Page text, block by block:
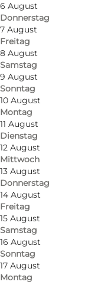
6 August
Donnerstag
7 August
Freitag
8 August
Samstag
9 August
Sonntag
10 August
Montag
11 August
Dienstag
12 August
Mittwoch
13 August
Donnerstag
14 August
Freitag
15 August
Samstag
16 August
Sonntag
17 August
Montag
Das Carlsens
Kneipe
wurde der Ort
willkommen ist.
immer schön
BIER
Hier finden Sie
Facebook